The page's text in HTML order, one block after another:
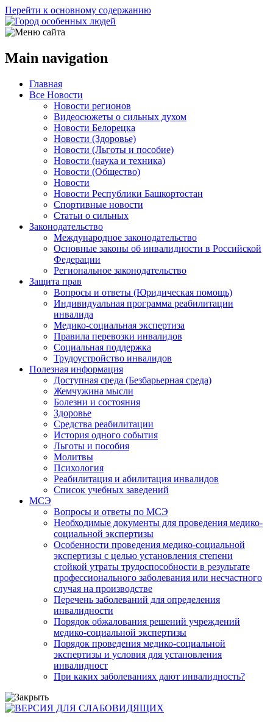
Перейти к основному содержанию
Main navigation
Главная
Все Новости
Новости регионов
Видеосюжеты о сильных духом
Новости Белорецка
Новости (Здоровье)
Новости (Льготы и пособие)
Новости (наука и техника)
Новости (Общество)
Новости
Новости Республики Башкортостан
Спортивные новости
Статьи о сильных
Законодательство
Международное законодательство
Основные законы об инвалидности в Российской
Федерации
Региональное законодательство
Защита прав
Вопросы и ответы (Юридическая помощь)
Индивидуальная программа реабилитации
инвалида
Медико-социальная экспертиза
Правила перевозки инвалидов
Социальная поддержка
Трудоустройство инвалидов
Полезная информация
Доступная среда (Безбарьерная среда)
Жемчужина мысли
Болезни и состояния
Здоровье
Средства реабилитации
История одного события
Льготы и пособия
Молитвы
Психология
Реабилитация и абилитация инвалидов
Список учебных заведений
МСЭ
Вопросы и ответы по МСЭ
Необходимые документы для проведения медико-
социальной экспертизы
Особенности проведения медико-социальной
экспертизы с целью установления степени
стойкой утраты трудоспособности в результате
профессионального заболевания или несчастного
случая на производстве
Перечень заболеваний для определения
инвалидности
Порядок обжалования решений учреждений
медико-социальной экспертизы
Порядок проведения медико-социальной
экспертизы и условия для установления
инвалидност
При каких заболеваниях дают инвалидность?